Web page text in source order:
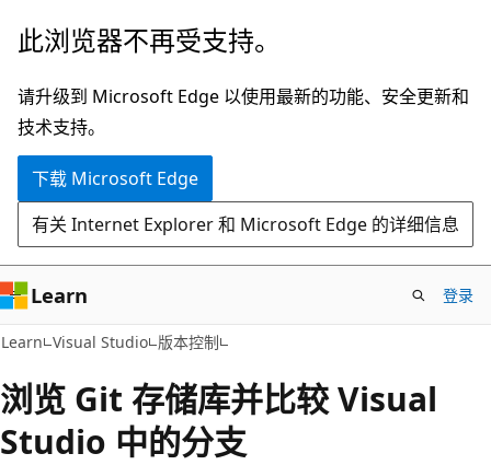
跳
主
要
内
此浏览器不再受支持。
请升级到 Microsoft Edge 以使用最新的功能、安全更新和
技术支持。
下载 Microsoft Edge
有关 Internet Explorer 和 Microsoft Edge 的详细信息
Learn 登录
Learn Visual Studio 版本控制
浏览 Git 存储库并比较 Visual
Studio 中的分支